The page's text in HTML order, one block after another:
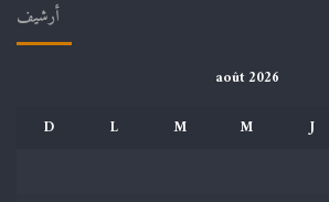
أرشيف
août 2026
D
L M M J